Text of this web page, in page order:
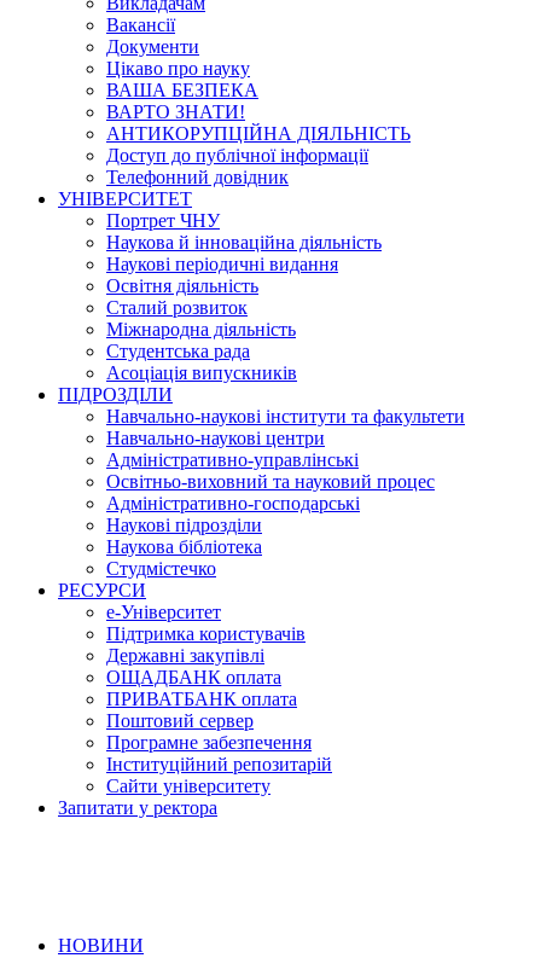
Вакансії
Документи
Цікаво про науку
ВАША БЕЗПЕКА
ВАРТО ЗНАТИ!
АНТИКОРУПЦІЙНА ДІЯЛЬНІСТЬ
Доступ до публічної інформації
Телефонний довідник
УНІВЕРСИТЕТ
Портрет ЧНУ
Наукова й інноваційна діяльність
Наукові періодичні видання
Освітня діяльність
Сталий розвиток
Міжнародна діяльність
Студентська рада
Асоціація випускників
ПІДРОЗДІЛИ
Навчально-наукові інститути та факультети
Навчально-наукові центри
Адміністративно-управлінські
Освітньо-виховний та науковий процес
Адміністративно-господарські
Наукові підрозділи
Наукова бібліотека
Студмістечко
РЕСУРСИ
е-Університет
Підтримка користувачів
Державні закупівлі
ОЩАДБАНК оплата
ПРИВАТБАНК оплата
Поштовий сервер
Програмне забезпечення
Інституційний репозитарій
Сайти університету
Запитати у ректора
НОВИНИ